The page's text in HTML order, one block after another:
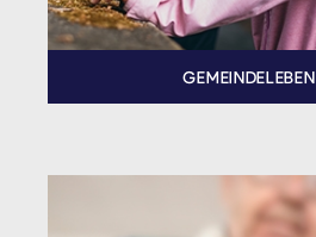
GEMEINDELEBEN